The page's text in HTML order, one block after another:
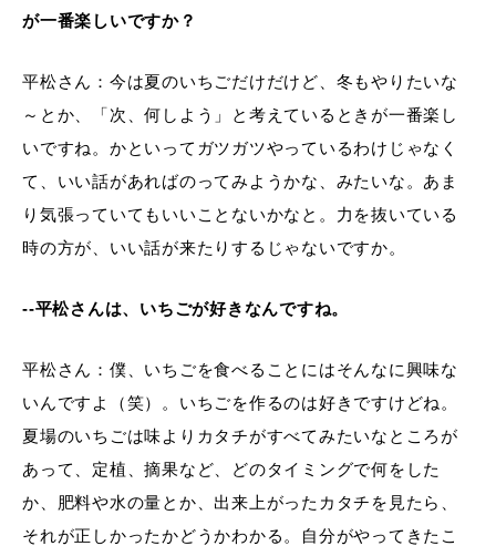
が一番楽しいですか？
平松さん：今は夏のいちごだけだけど、冬もやりたいな
～とか、「次、何しよう」と考えているときが一番楽し
いですね。かといってガツガツやっているわけじゃなく
て、いい話があればのってみようかな、みたいな。あま
り気張っていてもいいことないかなと。力を抜いている
時の方が、いい話が来たりするじゃないですか。
--平松さんは、いちごが好きなんですね。
平松さん：僕、いちごを食べることにはそんなに興味な
いんですよ（笑）。いちごを作るのは好きですけどね。
夏場のいちごは味よりカタチがすべてみたいなところが
あって、定植、摘果など、どのタイミングで何をした
か、肥料や水の量とか、出来上がったカタチを見たら、
それが正しかったかどうかわかる。自分がやってきたこ